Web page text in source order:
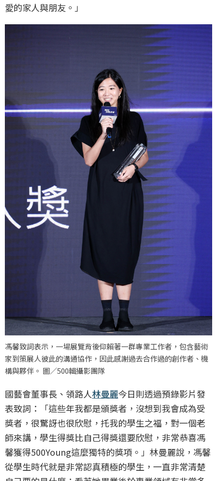
愛的家人與朋友。」
馮馨致詞表示，一場展覽背後仰賴著一群專業工作者，包含藝術
家到策展人彼此的溝通協作，因此感謝過去合作過的創作者、機
構與夥伴。 圖／500輯攝影團隊
國藝會董事長、領路人林曼麗今日則透過預錄影片發
表致詞：「這些年我都是頒獎者，沒想到我會成為受
獎者，很驚訝也很欣慰，托我的學生之福，對一個老
師來講，學生得獎比自己得獎還要欣慰，非常恭喜馮
馨獲得500Young這麼獨特的獎項。」林曼麗說，馮馨
從學生時代就是非常認真積極的學生，一直非常清楚